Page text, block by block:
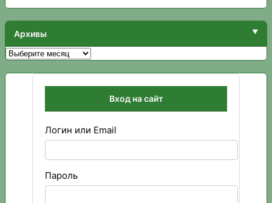
Архивы
Архивы
Вход на сайт
Логин или Email
Пароль